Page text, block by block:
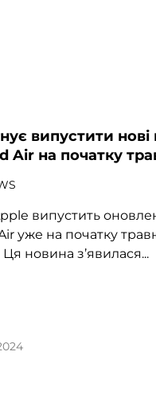
випустити нові
Air на початку
випустить
уже на початку
новина з’явилася...